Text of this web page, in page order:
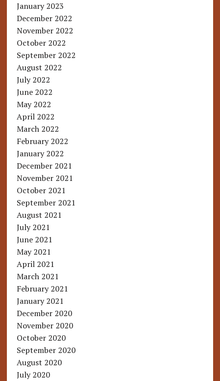
January 2023
December 2022
November 2022
October 2022
September 2022
August 2022
July 2022
June 2022
May 2022
April 2022
March 2022
February 2022
January 2022
December 2021
November 2021
October 2021
September 2021
August 2021
July 2021
June 2021
May 2021
April 2021
March 2021
February 2021
January 2021
December 2020
November 2020
October 2020
September 2020
August 2020
July 2020